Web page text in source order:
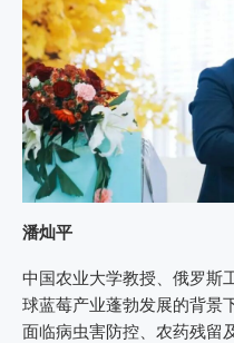
潘灿平
中国农业大学教授、俄罗斯
球蓝莓产业蓬勃发展的背景
面临病虫害防控、农药残留